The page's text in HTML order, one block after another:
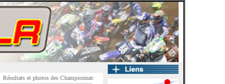
Résultats et photos des Championnats de ligue Motocycliste du Languedoc Roussillon -